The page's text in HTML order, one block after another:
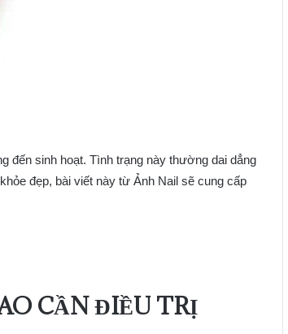
đến sinh hoạt. Tình trạng này thường dai dẳng
đẹp, bài viết này từ Ảnh Nail sẽ cung cấp
CẦN ĐIỀU TRỊ